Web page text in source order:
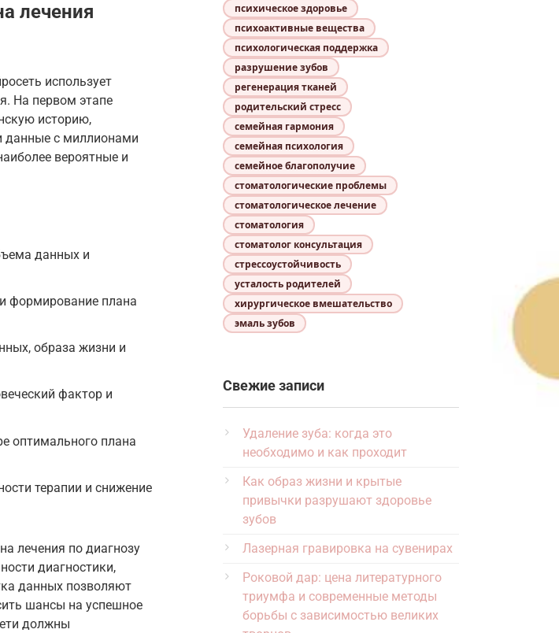
лечения
использует
На первом этапе
историю,
данные с миллионами
вероятные и
данных и
формирование плана
образа жизни и
фактор и
оптимального плана
терапии и снижение
лечения по диагнозу
диагностики,
данных позволяют
шансы на успешное
должны
психическое здоровье
психоактивные вещества
психологическая поддержка
разрушение зубов
регенерация тканей
родительский стресс
семейная гармония
семейная психология
семейное благополучие
стоматологические проблемы
стоматологическое лечение
стоматология
стоматолог консультация
стрессоустойчивость
усталость родителей
хирургическое вмешательство
эмаль зубов
Свежие записи
Удаление зуба: когда это
необходимо и как проходит
Как образ жизни и крытые
привычки разрушают здоровье
зубов
Лазерная гравировка на сувенирах
Роковой дар: цена литературного
триумфа и современные методы
борьбы с зависимостью великих